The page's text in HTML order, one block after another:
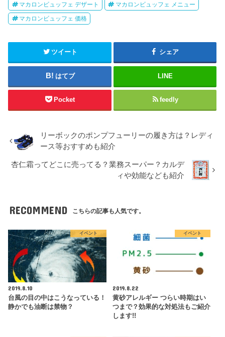
マカロンビュッフェ デザート マカロンビュッフェ メニュー
マカロンビュッフェ 価格
ツイート シェア
はてブ LINE
Pocket feedly
リーボックのポンプフューリーの履き方は？レディ
ース等おすすめも紹介
杏仁霜ってどこに売ってる？業務スーパー？カルデ
ィや効能なども紹介
RECOMMEND こちらの記事も人気です。
イベント
2019.8.10
台風の目の中はこうなっている！
静かでも油断は禁物？
イベント
2019.8.22
黄砂アレルギー つらい時期はい
つまで？効果的な対処法もご紹介
します!!